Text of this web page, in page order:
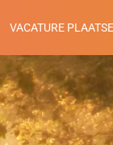
VACATURE